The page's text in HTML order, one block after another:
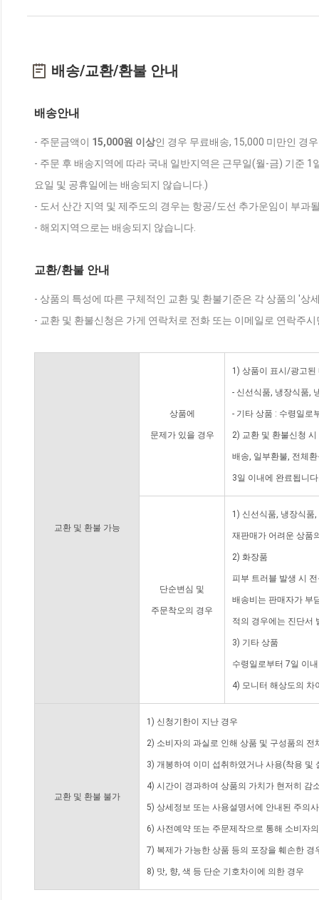
배송/교환/환불 안내
배송안내
- 주문금액이 15,000원 이상인 경우 무료배송, 15,000 미만인 경
- 주문 후 배송지역에 따라 국내 일반지역은 근무일(월-금) 기준
요일 및 공휴일에는 배송되지 않습니다.)
- 도서 산간 지역 및 제주도의 경우는 항공/도선 추가운임이 부과
- 해외지역으로는 배송되지 않습니다.
교환/환불 안내
- 상품의 특성에 따른 구체적인 교환 및 환불기준은 각 상품의 '상
- 교환 및 환불신청은 가게 연락처로 전화 또는 이메일로 연락주
교환 및 환불 가능
상품에
문제가 있을 경우
1) 상품이 표시/광고된
- 신선식품, 냉장식품,
- 기타 상품 : 수령일로
2) 교환 및 환불신청
배송, 일부환불, 전체
3일 이내에 완료됩니
단순변심 및
주문착오의 경우
1) 신선식품, 냉장식품
재판매가 어려운 상품
2) 화장품
피부 트러블 발생 시
배송비는 판매자가 부
적의 경우에는 진단서
3) 기타 상품
수령일로부터 7일 이
4) 모니터 해상도의 차
교환 및 환불 불가
1) 신청기한이 지난 경우
2) 소비자의 과실로 인해 상품 및 구성품의
3) 개봉하여 이미 섭취하였거나 사용(착용 및
4) 시간이 경과하여 상품의 가치가 현저히 감
5) 상세정보 또는 사용설명서에 안내된 주의
6) 사전예약 또는 주문제작으로 통해 소비자
7) 복제가 가능한 상품 등의 포장을 훼손한 경
8) 맛, 향, 색 등 단순 기호차이에 의한 경우